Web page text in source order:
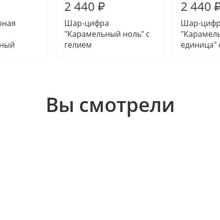
2 440 ₽
Шар-цифра
"Карамельный ноль" с
гелием
2 440
Шар-
единица"
Вы смотрели